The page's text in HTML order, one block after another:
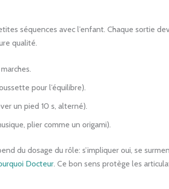
séquences avec l’enfant. Chaque sortie
qualité.
pour l’équilibre).
un pied 10 s, alterné).
plier comme un origami).
du dosage du rôle: s’impliquer oui, se
Docteur. Ce bon sens protège les